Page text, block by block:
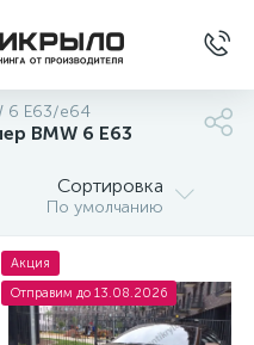
6 E63/e64
BMW 6 E63
Сортировка
По умолчанию
Акция
Отправим до 13.08.2026